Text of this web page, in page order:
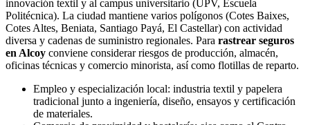
innovación textil y al campus universitario (UPV, Escuela
Politécnica). La ciudad mantiene varios polígonos (Cotes Baixes,
Cotes Altes, Beniata, Santiago Payá, El Castellar) con actividad
diversa y cadenas de suministro regionales. Para rastrear seguros
en Alcoy conviene considerar riesgos de producción, almacén,
oficinas técnicas y comercio minorista, así como flotillas de reparto.
Empleo y especialización local: industria textil y papelera
tradicional junto a ingeniería, diseño, ensayos y certificación
de materiales.